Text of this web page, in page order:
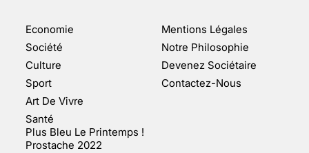
CHANGEMENT DE SEXE :
DES DEMANDES
TOUJOURS PLUS
NOMBREUSES
Economie
Société
Culture
Sport
Art De Vivre
Santé
Plus Bleu Le Printemps !
Prostache 2022
Mentions Légales
Notre Philosophie
Devenez Sociétaire
Contactez-Nous